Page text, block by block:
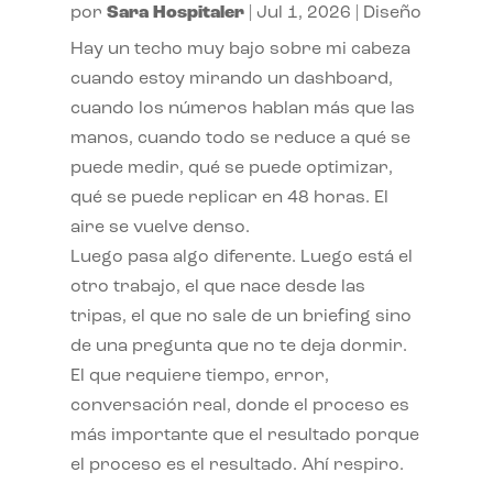
por Sara Hospitaler| Jul 1, 2026 Diseño
Hay un techo muy bajo sobre mi cabeza
cuando estoy mirando un dashboard,
cuando los números hablan más que las
manos, cuando todo se reduce a qué se
puede medir, qué se puede optimizar,
qué se puede replicar en 48 horas. El
aire se vuelve denso.
Luego pasa algo diferente. Luego está el
otro trabajo, el que nace desde las
tripas, el que no sale de un briefing sino
de una pregunta que no te deja dormir.
El que requiere tiempo, error,
conversación real, donde el proceso es
más importante que el resultado porque
el proceso es el resultado. Ahí respiro.